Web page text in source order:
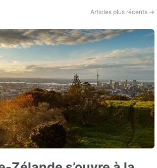
Articles plus récents →